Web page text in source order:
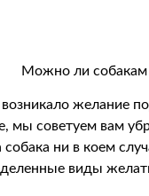
возникало
мы советуем вам
собака ни в коем
виды